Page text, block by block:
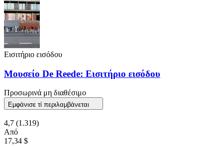
Εισιτήριο εισόδου
Μουσείο De Reede: Εισιτήριο εισόδου
Προσωρινά μη διαθέσιμο
Εμφάνισε τί περιλαμβάνεται
4,7 (1.319)
Από
17,34 $